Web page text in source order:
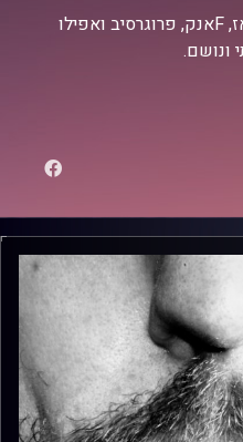
ג'אם, רוק, בלוז, bluegrass, ג'אז, Fאנק, פרוגרסיב ואפילו
ונושם.